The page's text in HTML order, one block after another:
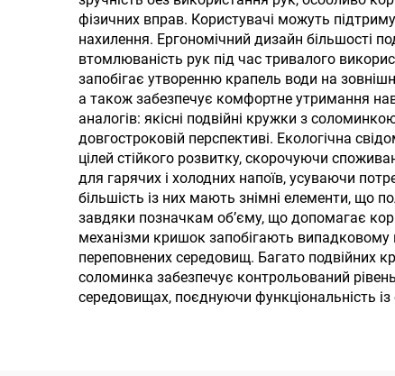
соломінкою
фізичних вправ. Користувачі можуть
нахилення. Ергономічний дизайн більшості
втомлюваність рук під час тривалого
запобігає утворенню крапель води на
а також забезпечує комфортне утримання
аналогів: якісні подвійні кружки з
довгостроковій перспективі. Екологічна
цілей стійкого розвитку, скорочуючи
для гарячих і холодних напоїв, усуваючи
більшість із них мають знімні елементи, що
завдяки позначкам об’єму, що допомагає
механізми кришок запобігають випадковому
переповнених середовищ. Багато подвійних
соломинка забезпечує контрольований
середовищах, поєднуючи функціональність